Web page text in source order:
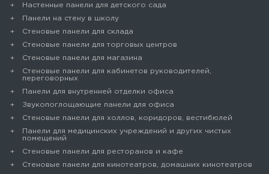
Настенные панели для детского сада
Панели на стену в школу
Стеновые панели для склада
Cтеновые панели для торговых центров
Стеновые панели для магазина
Стеновые панели для кабинетов руководителей,
переговорных
Панели для внутренней отделки офиса
Звукопоглощающие панели для офиса
Стеновые панели для холлов, коридоров, вестибюлей
Панели для медицинских учреждений и других чистых
помещений
Стеновые панели для ресторанов и кафе
Стеновые панели для кинотеатров, домашних кинотеатров